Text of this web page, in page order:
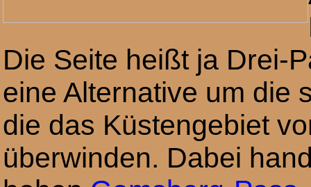
Die Seite heißt ja Drei-
eine Alternative um die
die das Küstengebiet
überwinden. Dabei